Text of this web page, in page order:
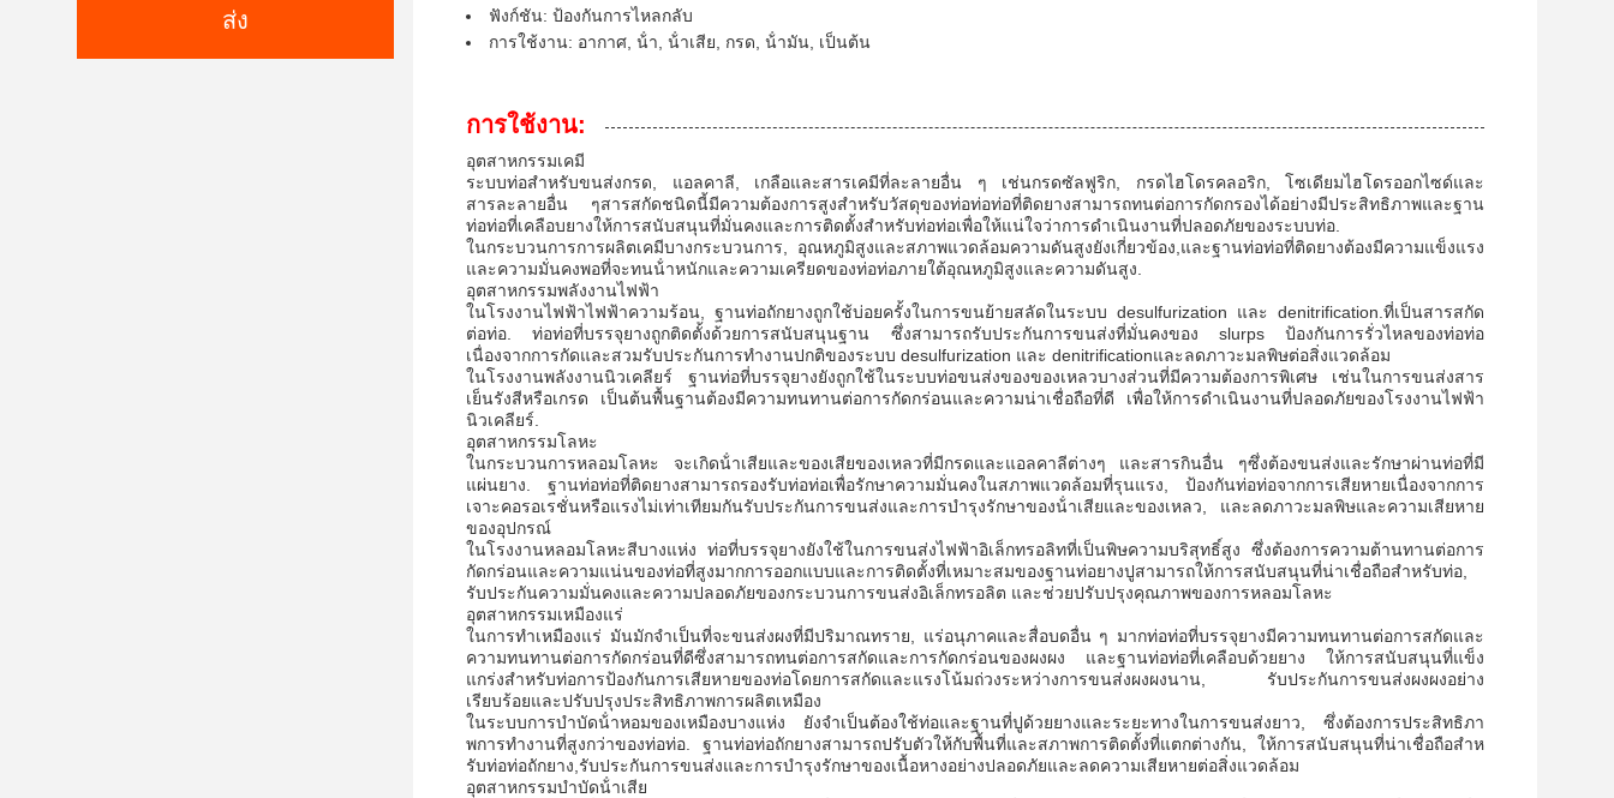
ส่ง
ฟังก์ชัน: ป้องกันการไหลกลับ
การใช้งาน: อากาศ, น้ํา, น้ําเสีย, กรด, น้ํามัน, เป็นต้น
การใช้งาน:
อุตสาหกรรมเคมี
ระบบท่อสําหรับขนส่งกรด, แอลคาลี, เกลือและสารเคมีที่ละลายอื่น ๆ เช่นกรดซัลฟูริก, กรดไฮโดรคลอริก, โซเดียมไฮโดรออกไซด์และ
สารละลายอื่น ๆสารสกัดชนิดนี้มีความต้องการสูงสําหรับวัสดุของท่อท่อท่อที่ติดยางสามารถทนต่อการกัดกรองได้อย่างมีประสิทธิภาพและฐาน
ท่อท่อที่เคลือบยางให้การสนับสนุนที่มั่นคงและการติดตั้งสําหรับท่อท่อเพื่อให้แน่ใจว่าการดําเนินงานที่ปลอดภัยของระบบท่อ.
ในกระบวนการการผลิตเคมีบางกระบวนการ, อุณหภูมิสูงและสภาพแวดล้อมความดันสูงยังเกี่ยวข้อง,และฐานท่อท่อที่ติดยางต้องมีความแข็งแรง
และความมั่นคงพอที่จะทนน้ําหนักและความเครียดของท่อท่อภายใต้อุณหภูมิสูงและความดันสูง.
อุตสาหกรรมพลังงานไฟฟ้า
ในโรงงานไฟฟ้าไฟฟ้าความร้อน, ฐานท่อถักยางถูกใช้บ่อยครั้งในการขนย้ายสลัดในระบบ desulfurization และ denitrification.ที่เป็นสารสกัด
ต่อท่อ. ท่อท่อที่บรรจุยางถูกติดตั้งด้วยการสนับสนุนฐาน ซึ่งสามารถรับประกันการขนส่งที่มั่นคงของ slurps ป้องกันการรั่วไหลของท่อท่อ
เนื่องจากการกัดและสวมรับประกันการทํางานปกติของระบบ desulfurization และ denitrificationและลดภาวะมลพิษต่อสิ่งแวดล้อม
ในโรงงานพลังงานนิวเคลียร์ ฐานท่อที่บรรจุยางยังถูกใช้ในระบบท่อขนส่งของของเหลวบางส่วนที่มีความต้องการพิเศษ เช่นในการขนส่งสาร
เย็นรังสีหรือเกรด เป็นต้นพื้นฐานต้องมีความทนทานต่อการกัดกร่อนและความน่าเชื่อถือที่ดี เพื่อให้การดําเนินงานที่ปลอดภัยของโรงงานไฟฟ้า
นิวเคลียร์.
อุตสาหกรรมโลหะ
ในกระบวนการหลอมโลหะ จะเกิดน้ําเสียและของเสียของเหลวที่มีกรดและแอลคาลีต่างๆ และสารกินอื่น ๆซึ่งต้องขนส่งและรักษาผ่านท่อที่มี
แผ่นยาง. ฐานท่อท่อที่ติดยางสามารถรองรับท่อท่อเพื่อรักษาความมั่นคงในสภาพแวดล้อมที่รุนแรง, ป้องกันท่อท่อจากการเสียหายเนื่องจากการ
เจาะคอรอเรชั่นหรือแรงไม่เท่าเทียมกันรับประกันการขนส่งและการบํารุงรักษาของน้ําเสียและของเหลว, และลดภาวะมลพิษและความเสียหาย
ของอุปกรณ์
ในโรงงานหลอมโลหะสีบางแห่ง ท่อที่บรรจุยางยังใช้ในการขนส่งไฟฟ้าอิเล็กทรอลิทที่เป็นพิษความบริสุทธิ์สูง ซึ่งต้องการความต้านทานต่อการ
กัดกร่อนและความแน่นของท่อที่สูงมากการออกแบบและการติดตั้งที่เหมาะสมของฐานท่อยางปูสามารถให้การสนับสนุนที่น่าเชื่อถือสําหรับท่อ,
รับประกันความมั่นคงและความปลอดภัยของกระบวนการขนส่งอิเล็กทรอลิต และช่วยปรับปรุงคุณภาพของการหลอมโลหะ
อุตสาหกรรมเหมืองแร่
ในการทําเหมืองแร่ มันมักจําเป็นที่จะขนส่งผงที่มีปริมาณทราย, แร่อนุภาคและสื่อบดอื่น ๆ มากท่อท่อที่บรรจุยางมีความทนทานต่อการสกัดและ
ความทนทานต่อการกัดกร่อนที่ดีซึ่งสามารถทนต่อการสกัดและการกัดกร่อนของผงผง และฐานท่อท่อที่เคลือบด้วยยาง ให้การสนับสนุนที่แข็ง
แกร่งสําหรับท่อการป้องกันการเสียหายของท่อโดยการสกัดและแรงโน้มถ่วงระหว่างการขนส่งผงผงนาน, รับประกันการขนส่งผงผงอย่าง
เรียบร้อยและปรับปรุงประสิทธิภาพการผลิตเหมือง
ในระบบการบําบัดน้ําหอมของเหมืองบางแห่ง ยังจําเป็นต้องใช้ท่อและฐานที่ปูด้วยยางและระยะทางในการขนส่งยาว, ซึ่งต้องการประสิทธิภา
พการทํางานที่สูงกว่าของท่อท่อ. ฐานท่อท่อถักยางสามารถปรับตัวให้กับพื้นที่และสภาพการติดตั้งที่แตกต่างกัน, ให้การสนับสนุนที่น่าเชื่อถือสําห
รับท่อท่อถักยาง,รับประกันการขนส่งและการบํารุงรักษาของเนื้อหางอย่างปลอดภัยและลดความเสียหายต่อสิ่งแวดล้อม
อุตสาหกรรมบําบัดน้ําเสีย